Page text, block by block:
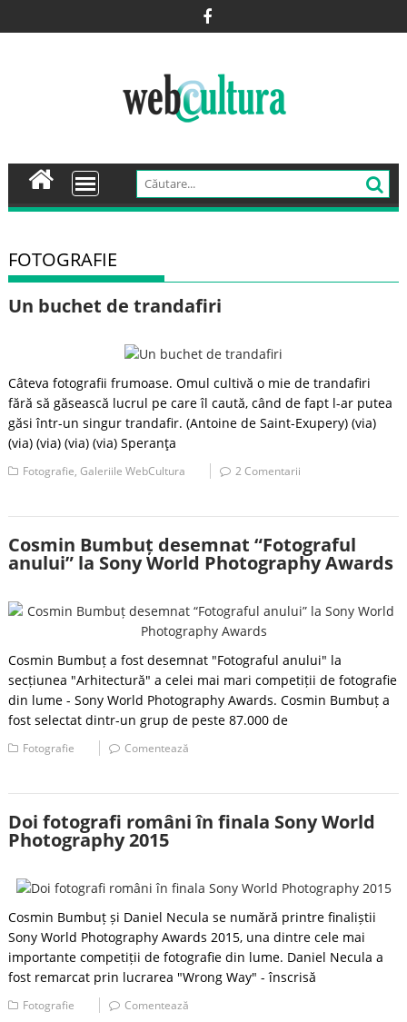
to
FOTOGRAFIE
Un buchet de trandafiri
Câteva fotografii frumoase. Omul cultivă o mie de trandafiri
fără să găsească lucrul pe care îl caută, când de fapt l-ar putea
găsi într-un singur trandafir. (Antoine de Saint-Exupery) (via)
(via) (via) (via) (via) Speranţa
Fotografie,Galeriile WebCultura 2 Comentarii
Cosmin Bumbuț desemnat “Fotograful
anului” la Sony World Photography Awards
Cosmin Bumbuț a fost desemnat "Fotograful anului" la
secțiunea "Arhitectură" a celei mai mari competiții de fotografie
din lume - Sony World Photography Awards. Cosmin Bumbuț a
fost selectat dintr-un grup de peste 87.000 de
Fotografie Comentează
Doi fotografi români în finala Sony World
Photography 2015
Cosmin Bumbuț și Daniel Necula se numără printre finaliștii
Sony World Photography Awards 2015, una dintre cele mai
importante competiții de fotografie din lume. Daniel Necula a
fost remarcat prin lucrarea "Wrong Way" - înscrisă
Fotografie Comentează